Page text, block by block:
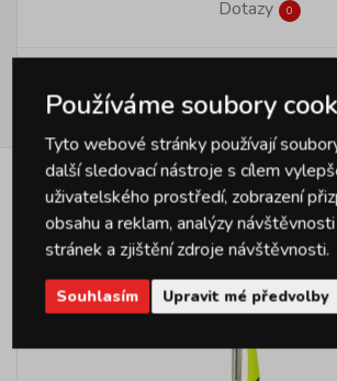
Dotazy 0
Hodnocení 0
Podobné
Používáme soubory
Tyto webové stránky používají
další sledovací nástroje s cílem
uživatelského prostředí, zobrazení
obsahu a reklam, analýzy
stránek a zjištění zdroje návštěvnosti.
Souhlasím Upravit mé předvolby